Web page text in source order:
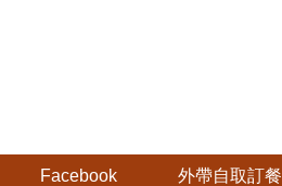
Facebook 外帶自取訂餐